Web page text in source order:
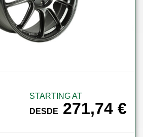
STARTING AT
DESDE
271,74€